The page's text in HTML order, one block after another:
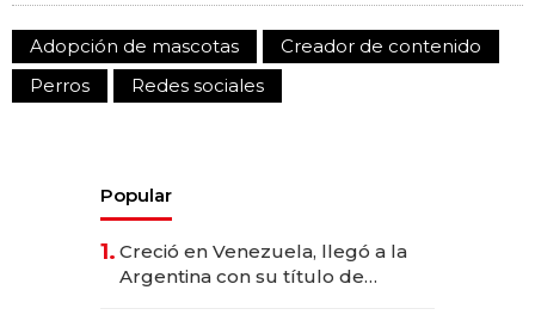
Adopción de mascotas
Creador de contenido
Perros
Redes sociales
Popular
1. Creció en Venezuela, llegó a la
Argentina con su título de